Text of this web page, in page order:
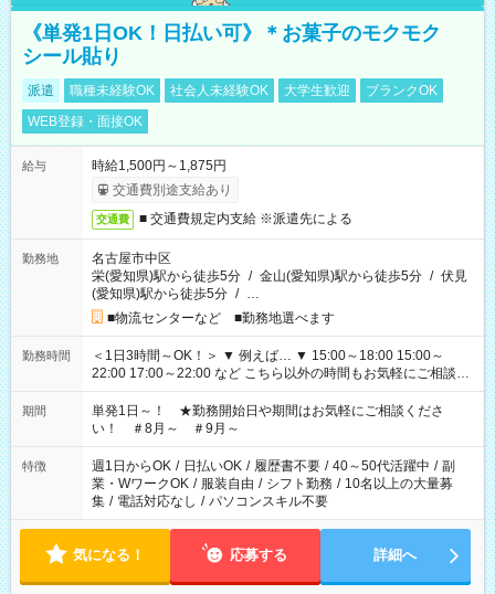
《単発1日OK！日払い可》＊お菓子のモクモク
シール貼り
派遣 職種未経験OK 社会人未経験OK 大学生歓迎
ブランクOK
WEB登録・面接OK
給与
時給1,500円～1,875円
交通費別途支給あり
交通費 ■ 交通費規定内支給 ※派遣先による
勤務地
名古屋市中区
栄(愛知県)駅から徒歩5分 / 金山(愛知県)駅から徒歩5分 / 伏見
(愛知県)駅から徒歩5分 / …
■物流センターなど ■勤務地選べます
勤務時間
＜1日3時間～OK！＞ ▼ 例えば… ▼ 15:00～18:00 15:00～
22:00 17:00～22:00 など こちら以外の時間もお気軽にご相談く
ださい！
期間
単発1日～！ ★勤務開始日や期間はお気軽にご相談くださ
い！ ＃8月～ ＃9月～
特徴 週1日からOK / 日払いOK / 履歴書不要 / 40～50代活躍中 / 副
業・WワークOK / 服装自由 / シフト勤務 / 10名以上の大量募
集 / 電話対応なし / パソコンスキル不要
気になる！ 応募する 詳細へ